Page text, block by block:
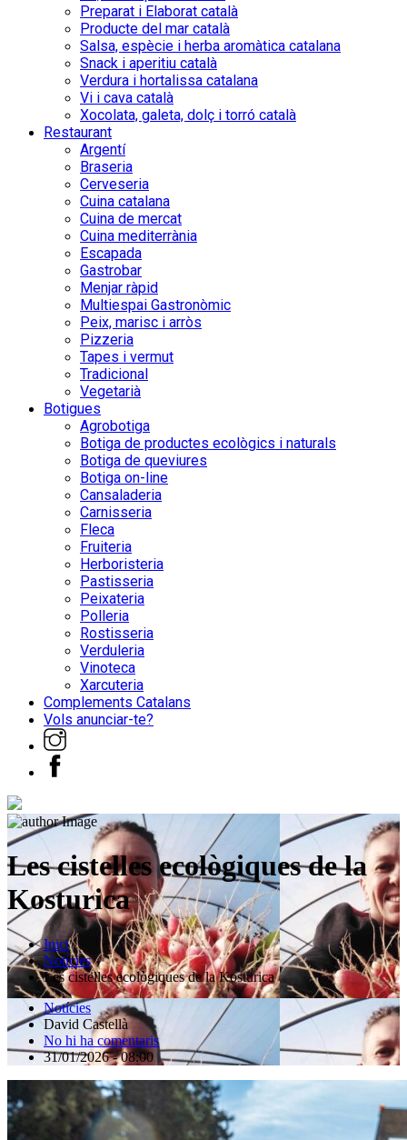
Preparat i Elaborat català
Producte del mar català
Salsa, espècie i herba aromàtica catalana
Snack i aperitiu català
Verdura i hortalissa catalana
Vi i cava català
Xocolata, galeta, dolç i torró català
Restaurant
Argentí
Braseria
Cerveseria
Cuina catalana
Cuina de mercat
Cuina mediterrània
Escapada
Gastrobar
Menjar ràpid
Multiespai Gastronòmic
Peix, marisc i arròs
Pizzeria
Tapes i vermut
Tradicional
Vegetarià
Botigues
Agrobotiga
Botiga de productes ecològics i naturals
Botiga de queviures
Botiga on-line
Cansaladeria
Carnisseria
Fleca
Fruiteria
Herboristeria
Pastisseria
Peixateria
Polleria
Rostisseria
Verduleria
Vinoteca
Xarcuteria
Complements Catalans
Vols anunciar-te?
Les cistelles ecològiques de la
Kosturica
Inici
Notícies
Les cistelles ecològiques de la Kosturica
Notícies
David Castellà
No hi ha comentaris
31/01/2026 - 08:00